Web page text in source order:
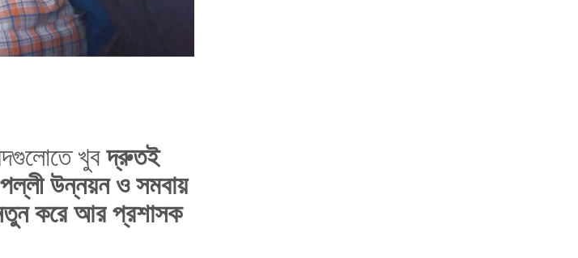
খুবদ্রুতই
পল্লী উন্নয়ন ও সমবায়
নতুন করে আর প্রশাসক